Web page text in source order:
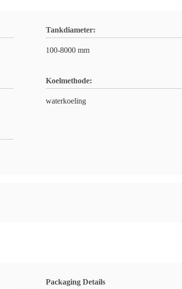
Tankdiameter:
100-8000 mm
Koelmethode:
waterkoeling
Packaging Details